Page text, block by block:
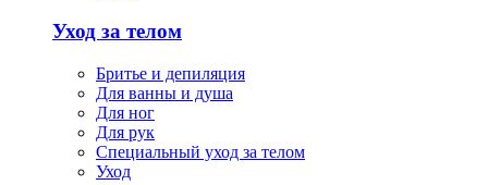
Уход за телом
Бритье и депиляция
Для ванны и душа
Для ног
Для рук
Специальный уход за телом
Уход